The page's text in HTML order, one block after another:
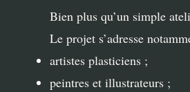
Bien plus qu’un simple
Le projet s’adresse
artistes plasticiens ;
peintres et illustrateurs ;